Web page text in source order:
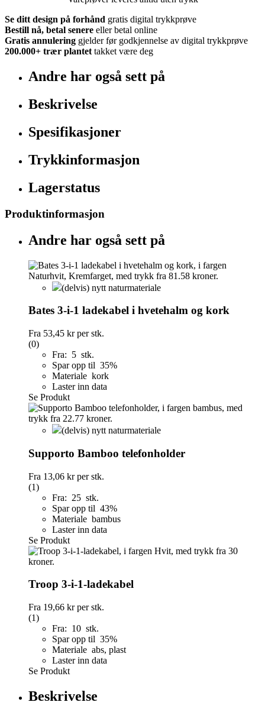
Se ditt design på forhånd gratis digital trykkprøve
Bestill nå, betal senere eller betal online
Gratis annulering gjelder før godkjennelse av digital trykkprøve
200.000+ trær plantet takket være deg
Andre har også sett på
Beskrivelse
Spesifikasjoner
Trykkinformasjon
Lagerstatus
Produktinformasjon
Andre har også sett på
(delvis) nytt naturmateriale
Bates 3-i-1 ladekabel i hvetehalm og kork
Fra 53,45 krper stk.
(0)
Fra: 5 stk.
Spar opp til 35%
Materiale kork
Laster inn data
Se Produkt
(delvis) nytt naturmateriale
Supporto Bamboo telefonholder
Fra 13,06 krper stk.
(1)
Fra: 25 stk.
Spar opp til 43%
Materiale bambus
Laster inn data
Se Produkt
Troop 3-i-1-ladekabel
Fra 19,66 krper stk.
(1)
Fra: 10 stk.
Spar opp til 35%
Materiale abs, plast
Laster inn data
Se Produkt
Beskrivelse